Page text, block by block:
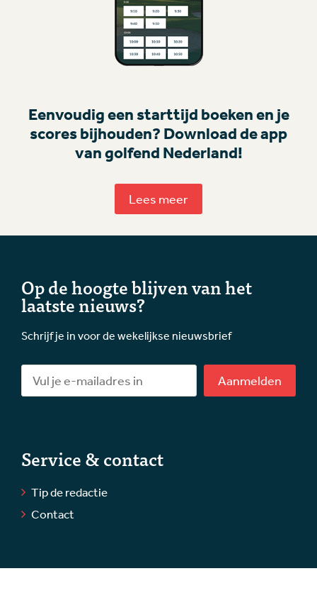
Eenvoudig een starttijd boeken en je
scores bijhouden? Download de app
van golfend Nederland!
Lees meer
Op de hoogte blijven van het
laatste nieuws?
Schrijf je in voor de wekelijkse nieuwsbrief
Aanmelden
Service & contact
Tip de redactie
Contact